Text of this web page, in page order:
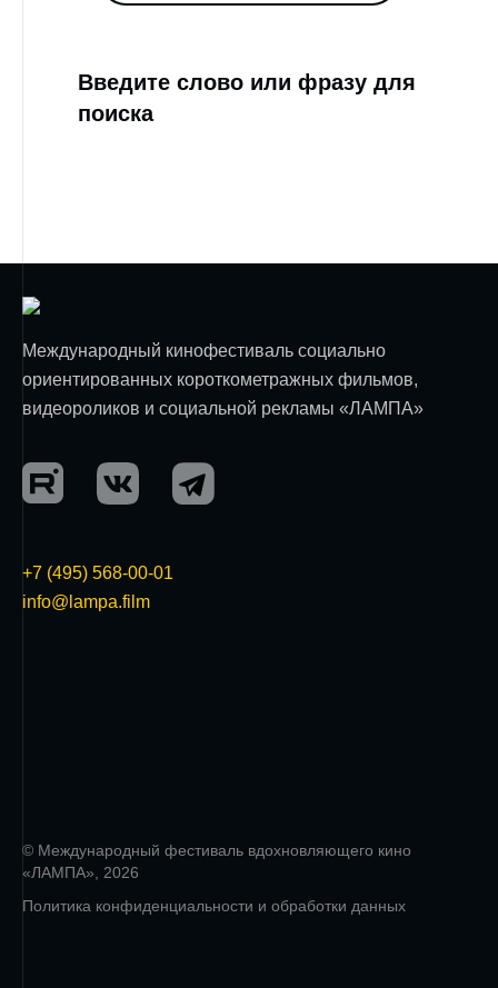
Введите слово или фразу для
поиска
Международный кинофестиваль социально
ориентированных короткометражных фильмов,
видеороликов и социальной рекламы «ЛАМПА»
+7 (495) 568-00-01
info@lampa.film
© Международный фестиваль вдохновляющего кино
«ЛАМПА», 2026
Политика конфиденциальности и обработки данных